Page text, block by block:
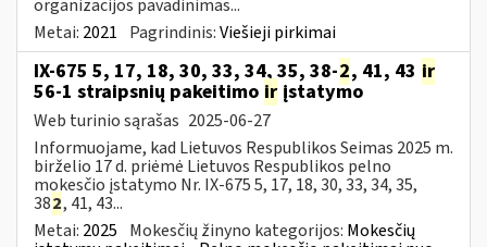
organizacijos pavadinimas...
Metai: 2021 Pagrindinis:Viešieji pirkimai
IX-675 5, 17, 18, 30, 33, 34, 35, 38-2, 41, 43 ir
56-1 straipsnių pakeitimo ir įstatymo
Web turinio sąrašas 2025-06-27
Informuojame, kad Lietuvos Respublikos Seimas 2025 m.
birželio 17 d. priėmė Lietuvos Respublikos pelno
mokesčio įstatymo Nr. IX-675 5, 17, 18, 30, 33, 34, 35,
382, 41, 43...
Metai: 2025 Mokesčių žinyno kategorijos: Mokesčių